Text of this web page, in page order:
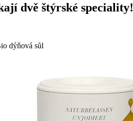
dvě štýrské speciality!
dýňová sůl